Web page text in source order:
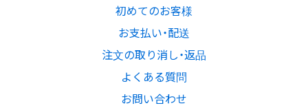
初めてのお客様
お支払い・配送
注文の取り消し・返品
よくある質問
お問い合わせ